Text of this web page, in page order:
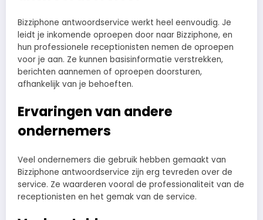
Bizziphone antwoordservice werkt heel eenvoudig. Je
leidt je inkomende oproepen door naar Bizziphone, en
hun professionele receptionisten nemen de oproepen
voor je aan. Ze kunnen basisinformatie verstrekken,
berichten aannemen of oproepen doorsturen,
afhankelijk van je behoeften.
Ervaringen van andere
ondernemers
Veel ondernemers die gebruik hebben gemaakt van
Bizziphone antwoordservice zijn erg tevreden over de
service. Ze waarderen vooral de professionaliteit van de
receptionisten en het gemak van de service.